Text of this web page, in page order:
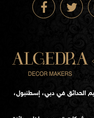
الحدائق في دبي، إسطنبول،